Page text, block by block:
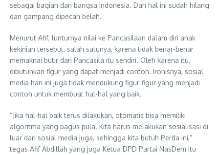
sebagai bagian dari bangsa Indonesia. Dan hal ini sudah hilang
dan gampang dipecah belah.
Menurut Afif, lunturnya nilai ke Pancasilaan dalam diri anak
kekinian tersebut, salah satunya, karena tidak benar-benar
memaknai butir dari Pancasila itu sendiri. Oleh karena itu,
dibutuhkan figur yang dapat menjadi contoh. Ironisnya, sosial
media hari ini juga tidak mendukung figur-figur yang menjadi
contoh untuk membuat hal-hal yang baik.
“Jika hal-hal baik terus dilakukan, otomatis bisa memiliki
algoritma yang bagus pula. Kita harus melakukan sosialisasi di
luar dari sosial media juga, sehingga kita butuh Perda ini,”
tegas Afif Abdillah yang juga Ketua DPD Partai NasDem itu